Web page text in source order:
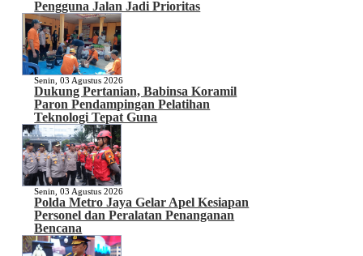
Pengguna Jalan Jadi Prioritas
Senin, 03 Agustus 2026
Dukung Pertanian, Babinsa Koramil
Paron Pendampingan Pelatihan
Teknologi Tepat Guna
Senin, 03 Agustus 2026
Polda Metro Jaya Gelar Apel Kesiapan
Personel dan Peralatan Penanganan
Bencana